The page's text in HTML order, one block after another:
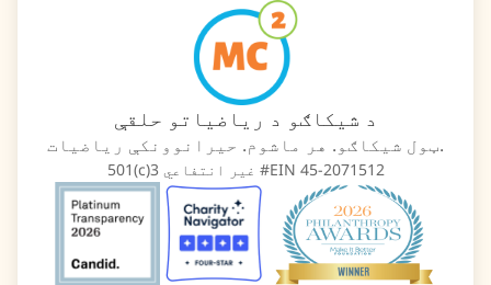
د شیکاګو د ریاضیاتو حلقې
ټول شیکاګو. هر ماشوم. حیرانوونکې ریاضیات.
501(c)3 غیر انتفاعي #EIN 45-2071512